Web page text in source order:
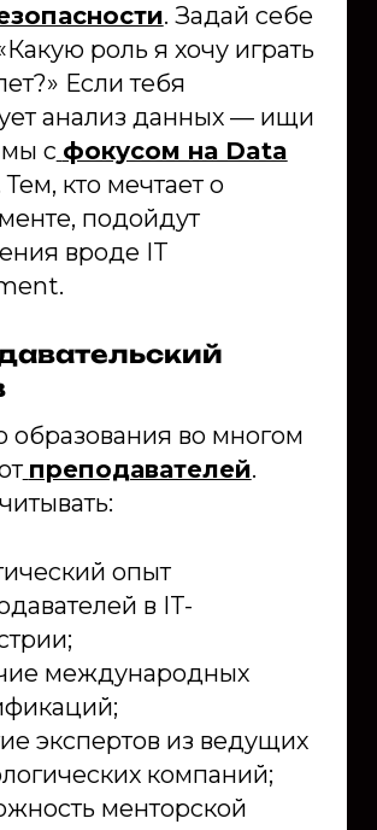
. Задай себе
роль я хочу играть
Если тебя
анализ данных — ищи
с фокусом на Data
Тем, кто мечтает о
подойдут
вроде IT
образования во многом
преподавателей.
опыт
в IT-
международных
экспертов из ведущих
компаний;
менторской